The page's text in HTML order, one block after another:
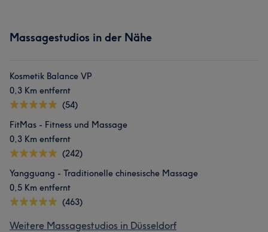
Massagestudios in der Nähe
Kosmetik Balance VP
0,3 Km entfernt
(54)
FitMas - Fitness und Massage
0,3 Km entfernt
(242)
Yangguang - Traditionelle chinesische Massage
0,5 Km entfernt
(463)
Weitere Massagestudios in Düsseldorf